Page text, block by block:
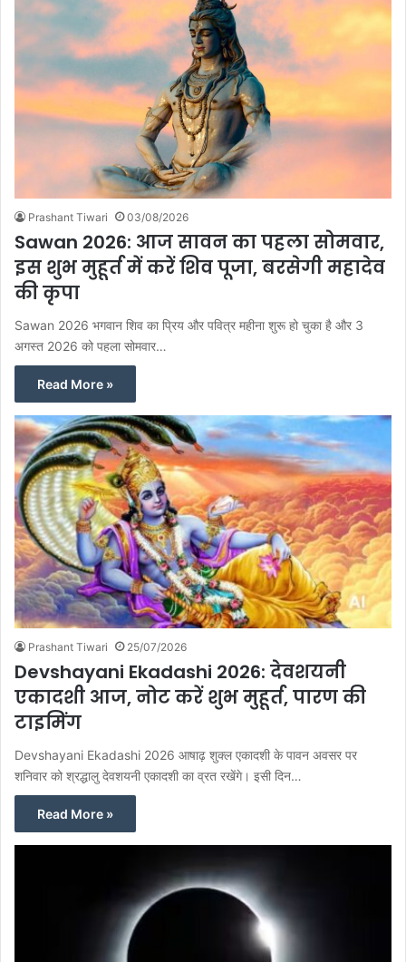
Prashant Tiwari 03/08/2026
Sawan 2026: आज सावन का पहला सोमवार,
इस शुभ मुहूर्त में करें शिव पूजा, बरसेगी महादेव
की कृपा
Sawan 2026 भगवान शिव का प्रिय और पवित्र महीना शुरू हो चुका है और 3
अगस्त 2026 को पहला सोमवार…
Read More »
Prashant Tiwari 25/07/2026
Devshayani Ekadashi 2026: देवशयनी
एकादशी आज, नोट करें शुभ मुहूर्त, पारण की
टाइमिंग
Devshayani Ekadashi 2026 आषाढ़ शुक्ल एकादशी के पावन अवसर पर
शनिवार को श्रद्धालु देवशयनी एकादशी का व्रत रखेंगे। इसी दिन…
Read More »